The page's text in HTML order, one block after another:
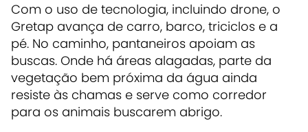
Com o uso de tecnologia, incluindo drone, o
Gretap avança de carro, barco, triciclos e a
pé. No caminho, pantaneiros apoiam as
buscas. Onde há áreas alagadas, parte da
vegetação bem próxima da água ainda
resiste às chamas e serve como corredor
para os animais buscarem abrigo.